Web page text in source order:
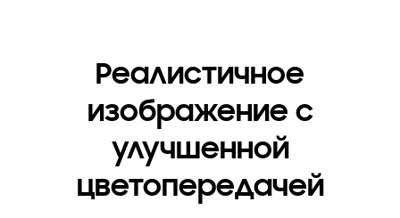
Реалистичное
изображение с
улучшенной
цветопередачей